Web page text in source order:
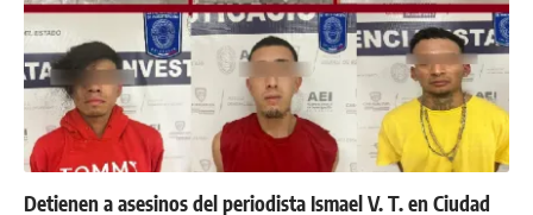
Detienen a asesinos del periodista Ismael V. T. en Ciudad